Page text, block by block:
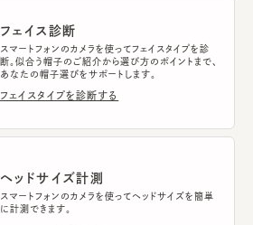
フェイス診断
スマートフォンのカメラを使ってフェイスタイプを診
断。似合う帽子のご紹介から選び方のポイントまで、
あなたの帽子選びをサポートします。
フェイスタイプを診断する
ヘッドサイズ計測
スマートフォンのカメラを使ってヘッドサイズを簡単
に計測できます。